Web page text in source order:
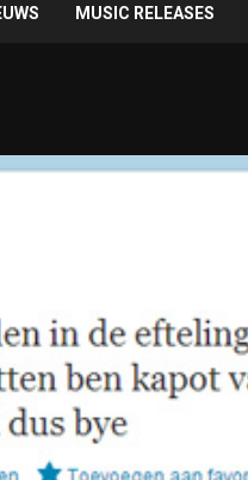
MUSIC RELEASES
Kelce
1 month ago